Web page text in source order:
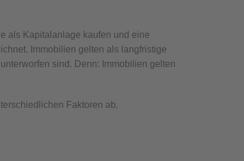
als Kapitalanlage kaufen und eine
Immobilien gelten als langfristige
sind. Denn: Immobilien gelten
Faktoren ab.